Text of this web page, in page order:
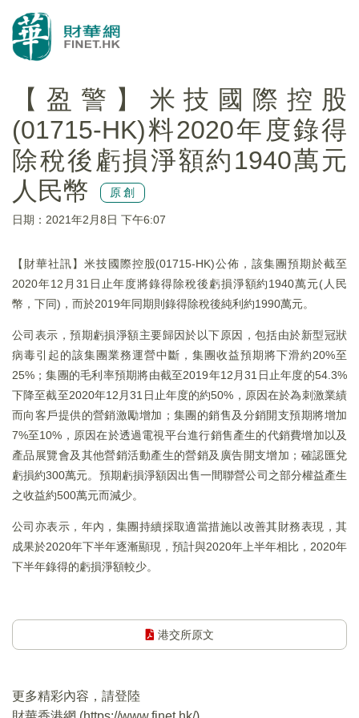
【盈警】米技國際控股
(01715-HK)料2020年度錄得
除稅後虧損淨額約1940萬元
人民幣
原創
日期：2021年2月8日 下午6:07
【財華社訊】米技國際控股(01715-HK)公佈，該集團預期於截至
2020年12月31日止年度將錄得除稅後虧損淨額約1940萬元(人民
幣，下同)，而於2019年同期則錄得除稅後純利約1990萬元。
公司表示，預期虧損淨額主要歸因於以下原因，包括由於新型冠狀
病毒引起的該集團業務運營中斷，集團收益預期將下滑約20%至
25%；集團的毛利率預期將由截至2019年12月31日止年度的54.3%
下降至截至2020年12月31日止年度的約50%，原因在於為刺激業績
而向客戶提供的營銷激勵增加；集團的銷售及分銷開支預期將增加
7%至10%，原因在於透過電視平台進行銷售產生的代銷費增加以及
產品展覽會及其他營銷活動產生的營銷及廣告開支增加；確認匯兌
虧損約300萬元。預期虧損淨額因出售一間聯營公司之部分權益產生
之收益約500萬元而減少。
公司亦表示，年內，集團持續採取適當措施以改善其財務表現，其
成果於2020年下半年逐漸顯現，預計與2020年上半年相比，2020年
下半年錄得的虧損淨額較少。
港交所原文
更多精彩內容，請登陸